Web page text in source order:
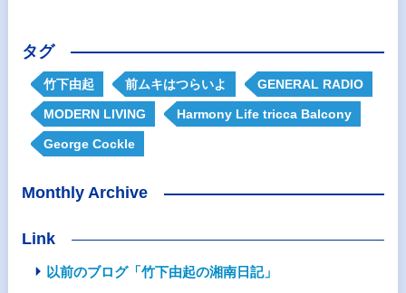
タグ
竹下由起 前ムキはつらいよ GENERAL RADIO
MODERN LIVING Harmony Life tricca Balcony
George Cockle
Monthly Archive
Link
以前のブログ「竹下由起の湘南日記」